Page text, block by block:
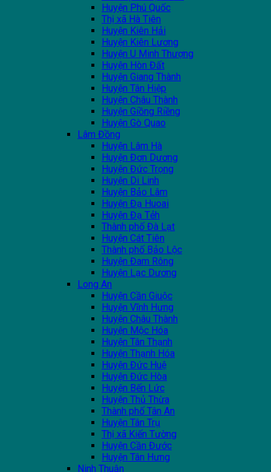
Huyện Phú Quốc
Thị xã Hà Tiên
Huyện Kiên Hải
Huyện Kiên Lương
Huyện U Minh Thượng
Huyện Hòn Đất
Huyện Giang Thành
Huyện Tân Hiệp
Huyện Châu Thành
Huyện Giồng Riềng
Huyện Gò Quao
Lâm Đồng
Huyện Lâm Hà
Huyện Đơn Dương
Huyện Đức Trọng
Huyện Di Linh
Huyện Bảo Lâm
Huyện Đạ Huoai
Huyện Đạ Tẻh
Thành phố Đà Lạt
Huyện Cát Tiên
Thành phố Bảo Lộc
Huyện Đam Rông
Huyện Lạc Dương
Long An
Huyện Cần Giuộc
Huyện Vĩnh Hưng
Huyện Châu Thành
Huyện Mộc Hóa
Huyện Tân Thạnh
Huyện Thạnh Hóa
Huyện Đức Huệ
Huyện Đức Hòa
Huyện Bến Lức
Huyện Thủ Thừa
Thành phố Tân An
Huyện Tân Trụ
Thị xã Kiến Tường
Huyện Cần Đước
Huyện Tân Hưng
Ninh Thuận